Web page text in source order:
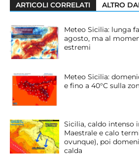
ARTICOLI CORRELATI ALTRO
Meteo Sicilia: lunga
agosto, ma al
estremi
Meteo Sicilia:
e fino a 40°C sulla
Sicilia, caldo intenso
Maestrale e calo
ovunque), poi
calda